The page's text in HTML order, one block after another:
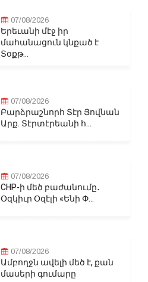
07/08/2026
Երեւանի մէջ իր
մահանացուն կնքած է
Տօքթ...
07/08/2026
Բարձրաշնորհ Տէր Յովնան
Արք. Տէրտէրեանի հ...
07/08/2026
CHP-ի մեծ բաժանումը․
Օզկիւր Օզէլի «Ենի Փ...
07/08/2026
Ամբողջն ավելի մեծ է, քան
մասերի գումարը